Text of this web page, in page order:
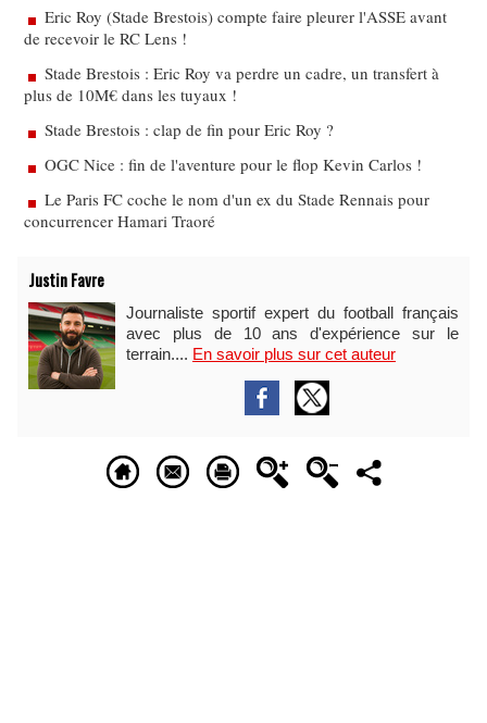
Eric Roy (Stade Brestois) compte faire pleurer l'ASSE avant
de recevoir le RC Lens !
Stade Brestois : Eric Roy va perdre un cadre, un transfert à
plus de 10M€ dans les tuyaux !
Stade Brestois : clap de fin pour Eric Roy ?
OGC Nice : fin de l'aventure pour le flop Kevin Carlos !
Le Paris FC coche le nom d'un ex du Stade Rennais pour
concurrencer Hamari Traoré
Justin Favre
Journaliste sportif expert du football français
avec plus de 10 ans d'expérience sur le
terrain.... En savoir plus sur cet auteur